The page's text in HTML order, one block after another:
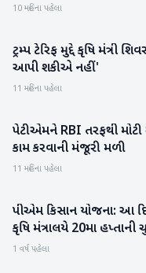
10 મહિના પહેલા
રાષ્ટ્રીય
ટ્રમ્પ ટેરિફ મુદ્દે કૃષિ
આપી શકીએ નહીં'
11 મહિના પહેલા
રાષ્ટ્રીય
પેટીએમને RBI તરફથી
કામ કરવાની મંજૂરી મળી
11 મહિના પહેલા
રાષ્ટ્રીય
પીએમ કિસાન યોજના: આ
કૃષિ મંત્રાલયે 20મા
1 વર્ષ પહેલા